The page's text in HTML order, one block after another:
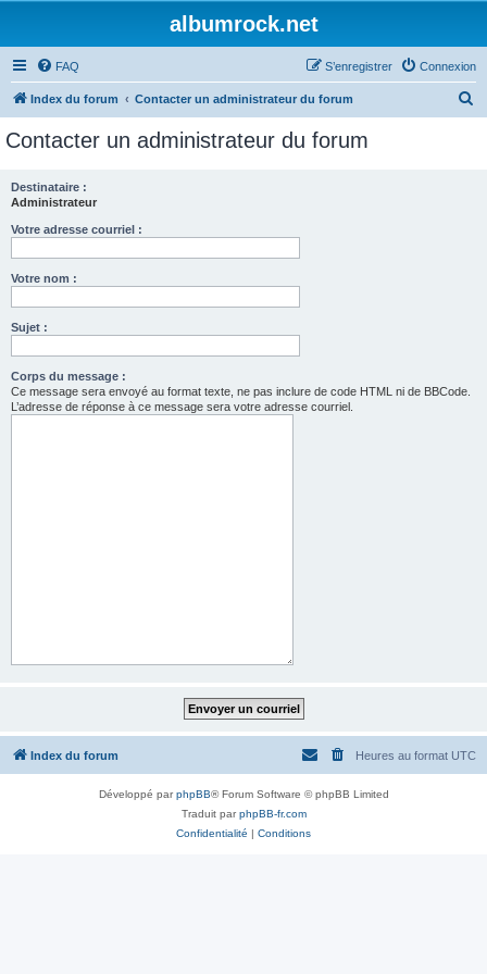
albumrock.net
FAQ Connexion
S’enregistrer
Index du forum Contacter un administrateur du forum
Contacter un administrateur du forum
Destinataire :
Administrateur
Votre adresse courriel :
Votre nom :
Sujet :
Corps du message :
Ce message sera envoyé au format texte, ne pas inclure de code HTML ni de BBCode.
L’adresse de réponse à ce message sera votre adresse courriel.
Index du forum Heures au format UTC
Développé parphpBB® Forum Software © phpBB Limited
Traduit parphpBB-fr.com
Confidentialité | Conditions